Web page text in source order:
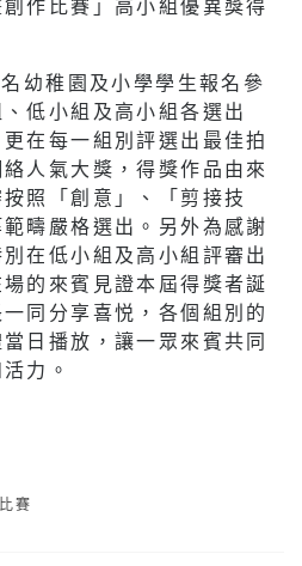
創作比賽」高小組優異獎得
幼稚園及小學學生報名參
低小組及高小組各選出
在每一組別評選出最佳拍
人氣大獎，得獎作品由來
照「創意」、「剪接技
疇嚴格選出。另外為感謝
在低小組及高小組評審出
的來賓見證本屆得獎者誕
同分享喜悦，各個組別的
日播放，讓一眾來賓共同
力。
賽